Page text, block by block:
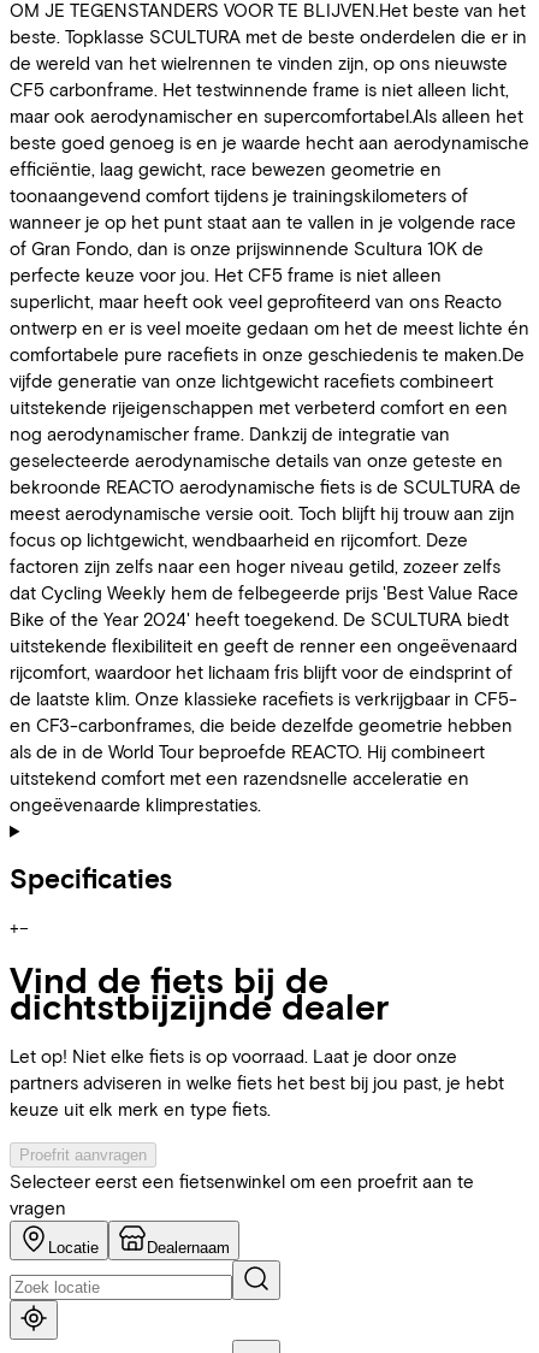
OM JE TEGENSTANDERS VOOR TE BLIJVEN.Het beste van het
beste. Topklasse SCULTURA met de beste onderdelen die er in
de wereld van het wielrennen te vinden zijn, op ons nieuwste
CF5 carbonframe. Het testwinnende frame is niet alleen licht,
maar ook aerodynamischer en supercomfortabel.Als alleen het
beste goed genoeg is en je waarde hecht aan aerodynamische
efficiëntie, laag gewicht, race bewezen geometrie en
toonaangevend comfort tijdens je trainingskilometers of
wanneer je op het punt staat aan te vallen in je volgende race
of Gran Fondo, dan is onze prijswinnende Scultura 10K de
perfecte keuze voor jou. Het CF5 frame is niet alleen
superlicht, maar heeft ook veel geprofiteerd van ons Reacto
ontwerp en er is veel moeite gedaan om het de meest lichte én
comfortabele pure racefiets in onze geschiedenis te maken.De
vijfde generatie van onze lichtgewicht racefiets combineert
uitstekende rijeigenschappen met verbeterd comfort en een
nog aerodynamischer frame. Dankzij de integratie van
geselecteerde aerodynamische details van onze geteste en
bekroonde REACTO aerodynamische fiets is de SCULTURA de
meest aerodynamische versie ooit. Toch blijft hij trouw aan zijn
focus op lichtgewicht, wendbaarheid en rijcomfort. Deze
factoren zijn zelfs naar een hoger niveau getild, zozeer zelfs
dat Cycling Weekly hem de felbegeerde prijs 'Best Value Race
Bike of the Year 2024' heeft toegekend. De SCULTURA biedt
uitstekende flexibiliteit en geeft de renner een ongeëvenaard
rijcomfort, waardoor het lichaam fris blijft voor de eindsprint of
de laatste klim. Onze klassieke racefiets is verkrijgbaar in CF5-
en CF3-carbonframes, die beide dezelfde geometrie hebben
als de in de World Tour beproefde REACTO. Hij combineert
uitstekend comfort met een razendsnelle acceleratie en
ongeëvenaarde klimprestaties.
Specificaties
+−
Vind de fiets bij de
dichtstbijzijnde dealer
Let op! Niet elke fiets is op voorraad. Laat je door onze
partners adviseren in welke fiets het best bij jou past, je hebt
keuze uit elk merk en type fiets.
Proefrit aanvragen
Selecteer eerst een fietsenwinkel om een proefrit aan te
vragen
Locatie Dealernaam